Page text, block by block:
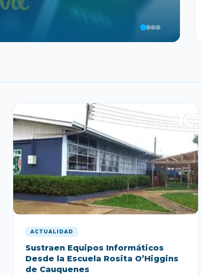
ACTUALIDAD
Sustraen Equipos Informáticos
Desde la Escuela Rosita O’Higgins
de Cauquenes